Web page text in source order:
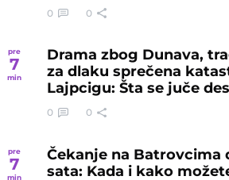
0 0
pre
7
min
Drama zbog Dunava,
za dlaku sprečena
Lajpcigu: Šta se juče
0 0
pre
7
min
Čekanje na Batrovcima
sata: Kada i kako